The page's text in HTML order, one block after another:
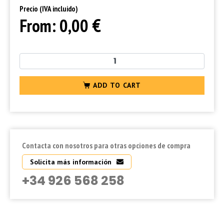
Precio (IVA incluido)
From:0,00€
ADD TO CART
Contacta con nosotros para otras opciones de compra
Solicita más información
+34 926 568 258